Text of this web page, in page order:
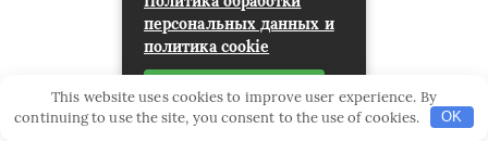
персональных данных и
политика cookie
This website uses cookies to improve user experience. By
continuing to use the site, you consent to the use of cookies.
OK